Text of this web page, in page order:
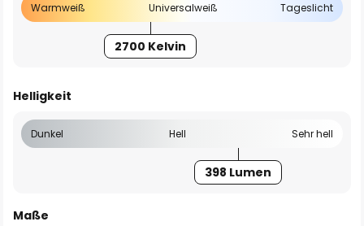
Warmweiß Universalweiß Tageslicht
2700 Kelvin
Helligkeit
Dunkel Hell Sehr hell
398 Lumen
Maße